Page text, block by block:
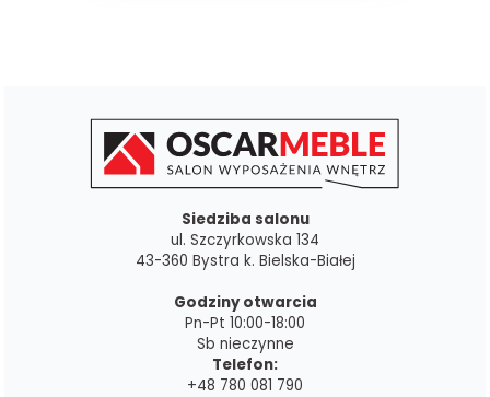
Siedziba salonu
ul. Szczyrkowska 134
43-360 Bystra k. Bielska-Białej
Godziny otwarcia
Pn-Pt 10:00-18:00
Sb nieczynne
Telefon:
+48 780 081 790